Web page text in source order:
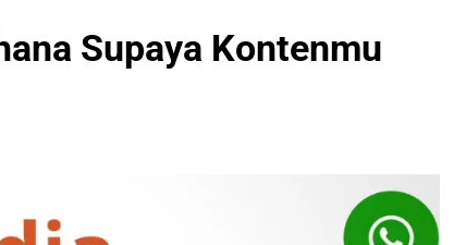
Supaya Kontenmu